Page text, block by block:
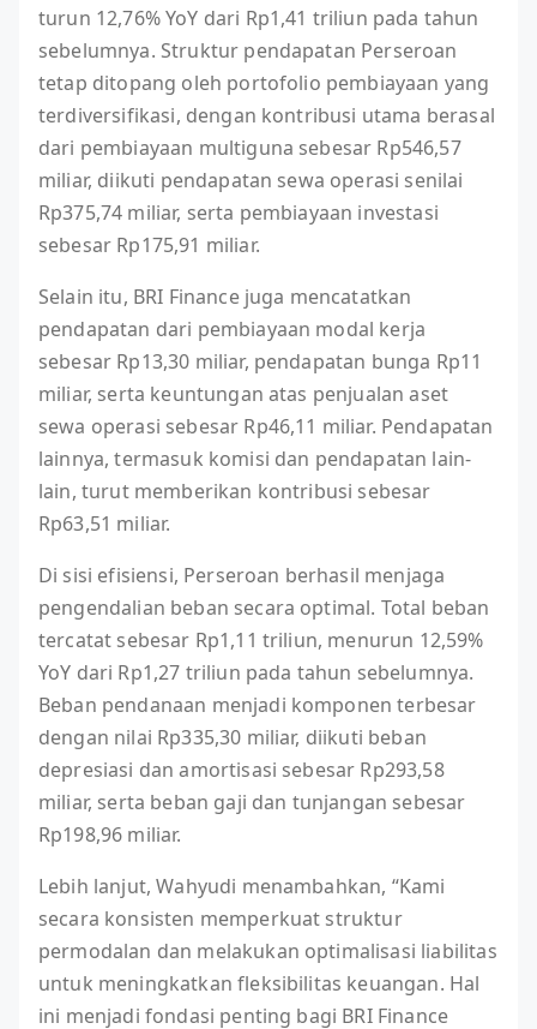
turun 12,76% YoY dari Rp1,41 triliun pada tahun
sebelumnya. Struktur pendapatan Perseroan
tetap ditopang oleh portofolio pembiayaan yang
terdiversifikasi, dengan kontribusi utama berasal
dari pembiayaan multiguna sebesar Rp546,57
miliar, diikuti pendapatan sewa operasi senilai
Rp375,74 miliar, serta pembiayaan investasi
sebesar Rp175,91 miliar.
Selain itu, BRI Finance juga mencatatkan
pendapatan dari pembiayaan modal kerja
sebesar Rp13,30 miliar, pendapatan bunga Rp11
miliar, serta keuntungan atas penjualan aset
sewa operasi sebesar Rp46,11 miliar. Pendapatan
lainnya, termasuk komisi dan pendapatan lain-
lain, turut memberikan kontribusi sebesar
Rp63,51 miliar.
Di sisi efisiensi, Perseroan berhasil menjaga
pengendalian beban secara optimal. Total beban
tercatat sebesar Rp1,11 triliun, menurun 12,59%
YoY dari Rp1,27 triliun pada tahun sebelumnya.
Beban pendanaan menjadi komponen terbesar
dengan nilai Rp335,30 miliar, diikuti beban
depresiasi dan amortisasi sebesar Rp293,58
miliar, serta beban gaji dan tunjangan sebesar
Rp198,96 miliar.
Lebih lanjut, Wahyudi menambahkan, “Kami
secara konsisten memperkuat struktur
permodalan dan melakukan optimalisasi liabilitas
untuk meningkatkan fleksibilitas keuangan. Hal
ini menjadi fondasi penting bagi BRI Finance